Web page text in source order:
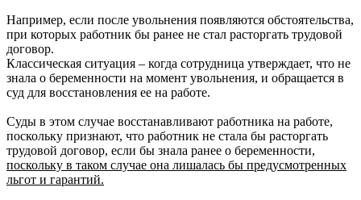
Например, если после увольнения появляются обстоятельства,
при которых работник бы ранее не стал расторгать трудовой
договор.
Классическая ситуация – когда сотрудница утверждает, что не
знала о беременности на момент увольнения, и обращается в
суд для восстановления ее на работе.
Суды в этом случае восстанавливают работника на работе,
поскольку признают, что работник не стала бы расторгать
трудовой договор, если бы знала ранее о беременности,
поскольку в таком случае она лишалась бы предусмотренных
льгот и гарантий.